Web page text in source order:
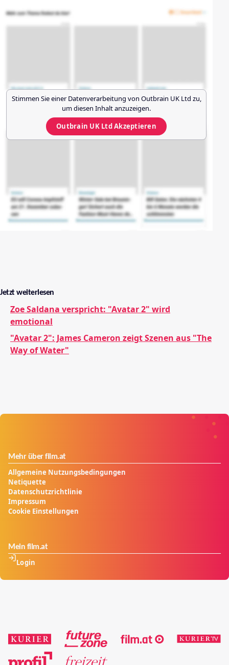
Stimmen Sie einer Datenverarbeitung von Outbrain UK Ltd zu,
um diesen Inhalt anzuzeigen.
Outbrain UK LtdAkzeptieren
Jetzt weiterlesen
Zoe Saldana verspricht: "Avatar 2" wird
emotional
"Avatar 2": James Cameron zeigt Szenen aus "The
Way of Water"
Mehr über film.at
Allgemeine Nutzungsbedingungen
Netiquette
Datenschutzrichtlinie
Impressum
Cookie Einstellungen
Mein film.at
Login